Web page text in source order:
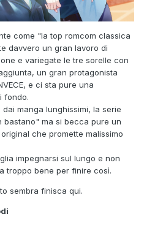
come "la top romcom classica
davvero un gran lavoro di
e variegate le tre sorelle con
un gran protagonista
e ci sta pure una
fondo.
manga lunghissimi, la serie
bastano" ma si becca pure un
che promette malissimo
impegnarsi sul lungo e non
troppo bene per finire così.
sembra finisca qui.